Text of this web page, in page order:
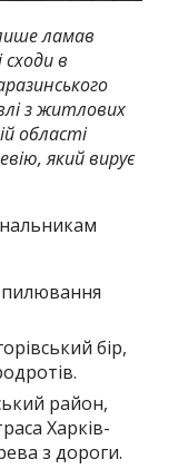
ламав
сходи в
з житлових
області
який вирує
бір,
район,
Харків-
з дороги.